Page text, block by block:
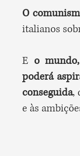
O
italianos
E o
poderá
conseguida,
e às